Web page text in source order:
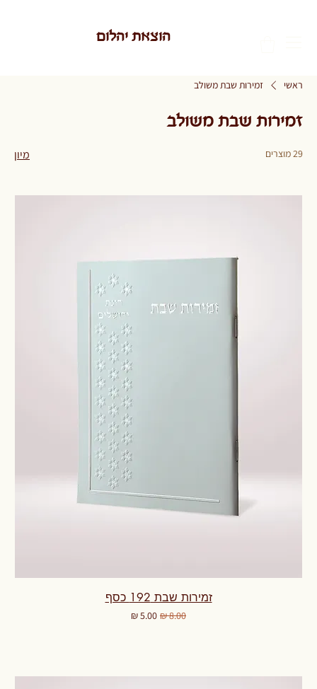
הוצאת יהלום
ראשי זמירות שבת משולב
זמירות שבת משולב
29 מוצרים מיון
זמירות שבת 192 כסף
מחיר רגילמחיר מבצע